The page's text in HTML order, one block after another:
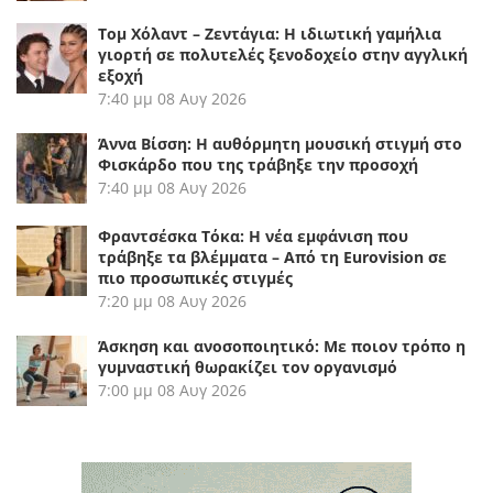
Τομ Χόλαντ – Ζεντάγια: Η ιδιωτική γαμήλια
γιορτή σε πολυτελές ξενοδοχείο στην αγγλική
εξοχή
7:40 μμ 08 Αυγ 2026
Άννα Βίσση: Η αυθόρμητη μουσική στιγμή στο
Φισκάρδο που της τράβηξε την προσοχή
7:40 μμ 08 Αυγ 2026
Φραντσέσκα Τόκα: Η νέα εμφάνιση που
τράβηξε τα βλέμματα – Από τη Eurovision σε
πιο προσωπικές στιγμές
7:20 μμ 08 Αυγ 2026
Άσκηση και ανοσοποιητικό: Με ποιον τρόπο η
γυμναστική θωρακίζει τον οργανισμό
7:00 μμ 08 Αυγ 2026